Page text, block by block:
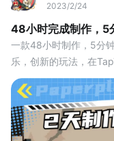
2023/2/24
48小时完成制作，5
一款48小时制作，5分
乐，创新的玩法，在
（Paperplane）》到
游戏#休闲游戏#解压